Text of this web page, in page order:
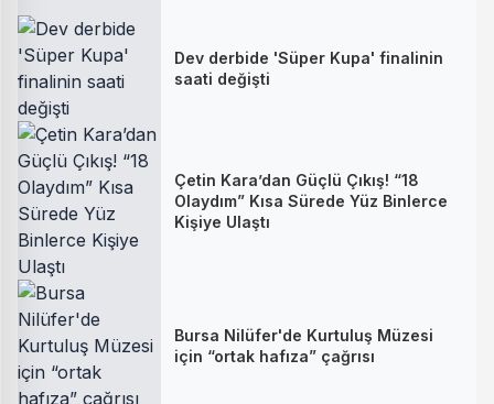
Dev derbide 'Süper Kupa' finalinin
saati değişti
Çetin Kara’dan Güçlü Çıkış! “18
Olaydım” Kısa Sürede Yüz Binlerce
Kişiye Ulaştı
Bursa Nilüfer'de Kurtuluş Müzesi
için “ortak hafıza” çağrısı